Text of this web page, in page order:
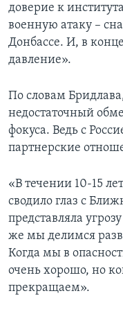
доверие к
военную атаку –
Донбассе. И, в
давление».
По словам
недостаточный
фокуса. Ведь с
партнерские
«В течении 10-15
сводило глаз с
представляла
же мы делимся
Когда мы в
очень хорошо, но
прекращаем».